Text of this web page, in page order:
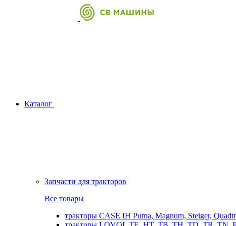
Каталог
Запчасти для тракторов
Все товары
тракторы CASE IH Puma, Magnum, Steiger,